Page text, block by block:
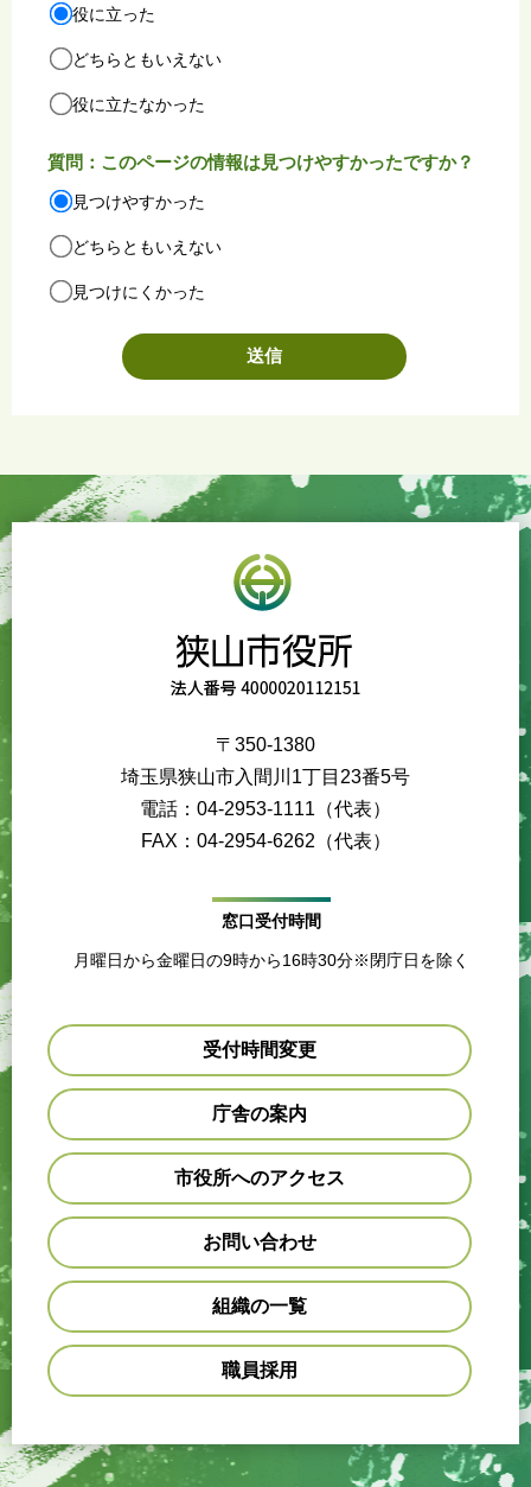
役に立った
どちらともいえない
役に立たなかった
質問：このページの情報は見つけやすかったですか？
見つけやすかった
どちらともいえない
見つけにくかった
〒350-1380
埼玉県狭山市入間川1丁目23番5号
電話：04-2953-1111（代表）
FAX：04-2954-6262（代表）
窓口受付時間
月曜日から金曜日の9時から16時30分※閉庁日を除く
受付時間変更
庁舎の案内
市役所へのアクセス
お問い合わせ
組織の一覧
職員採用